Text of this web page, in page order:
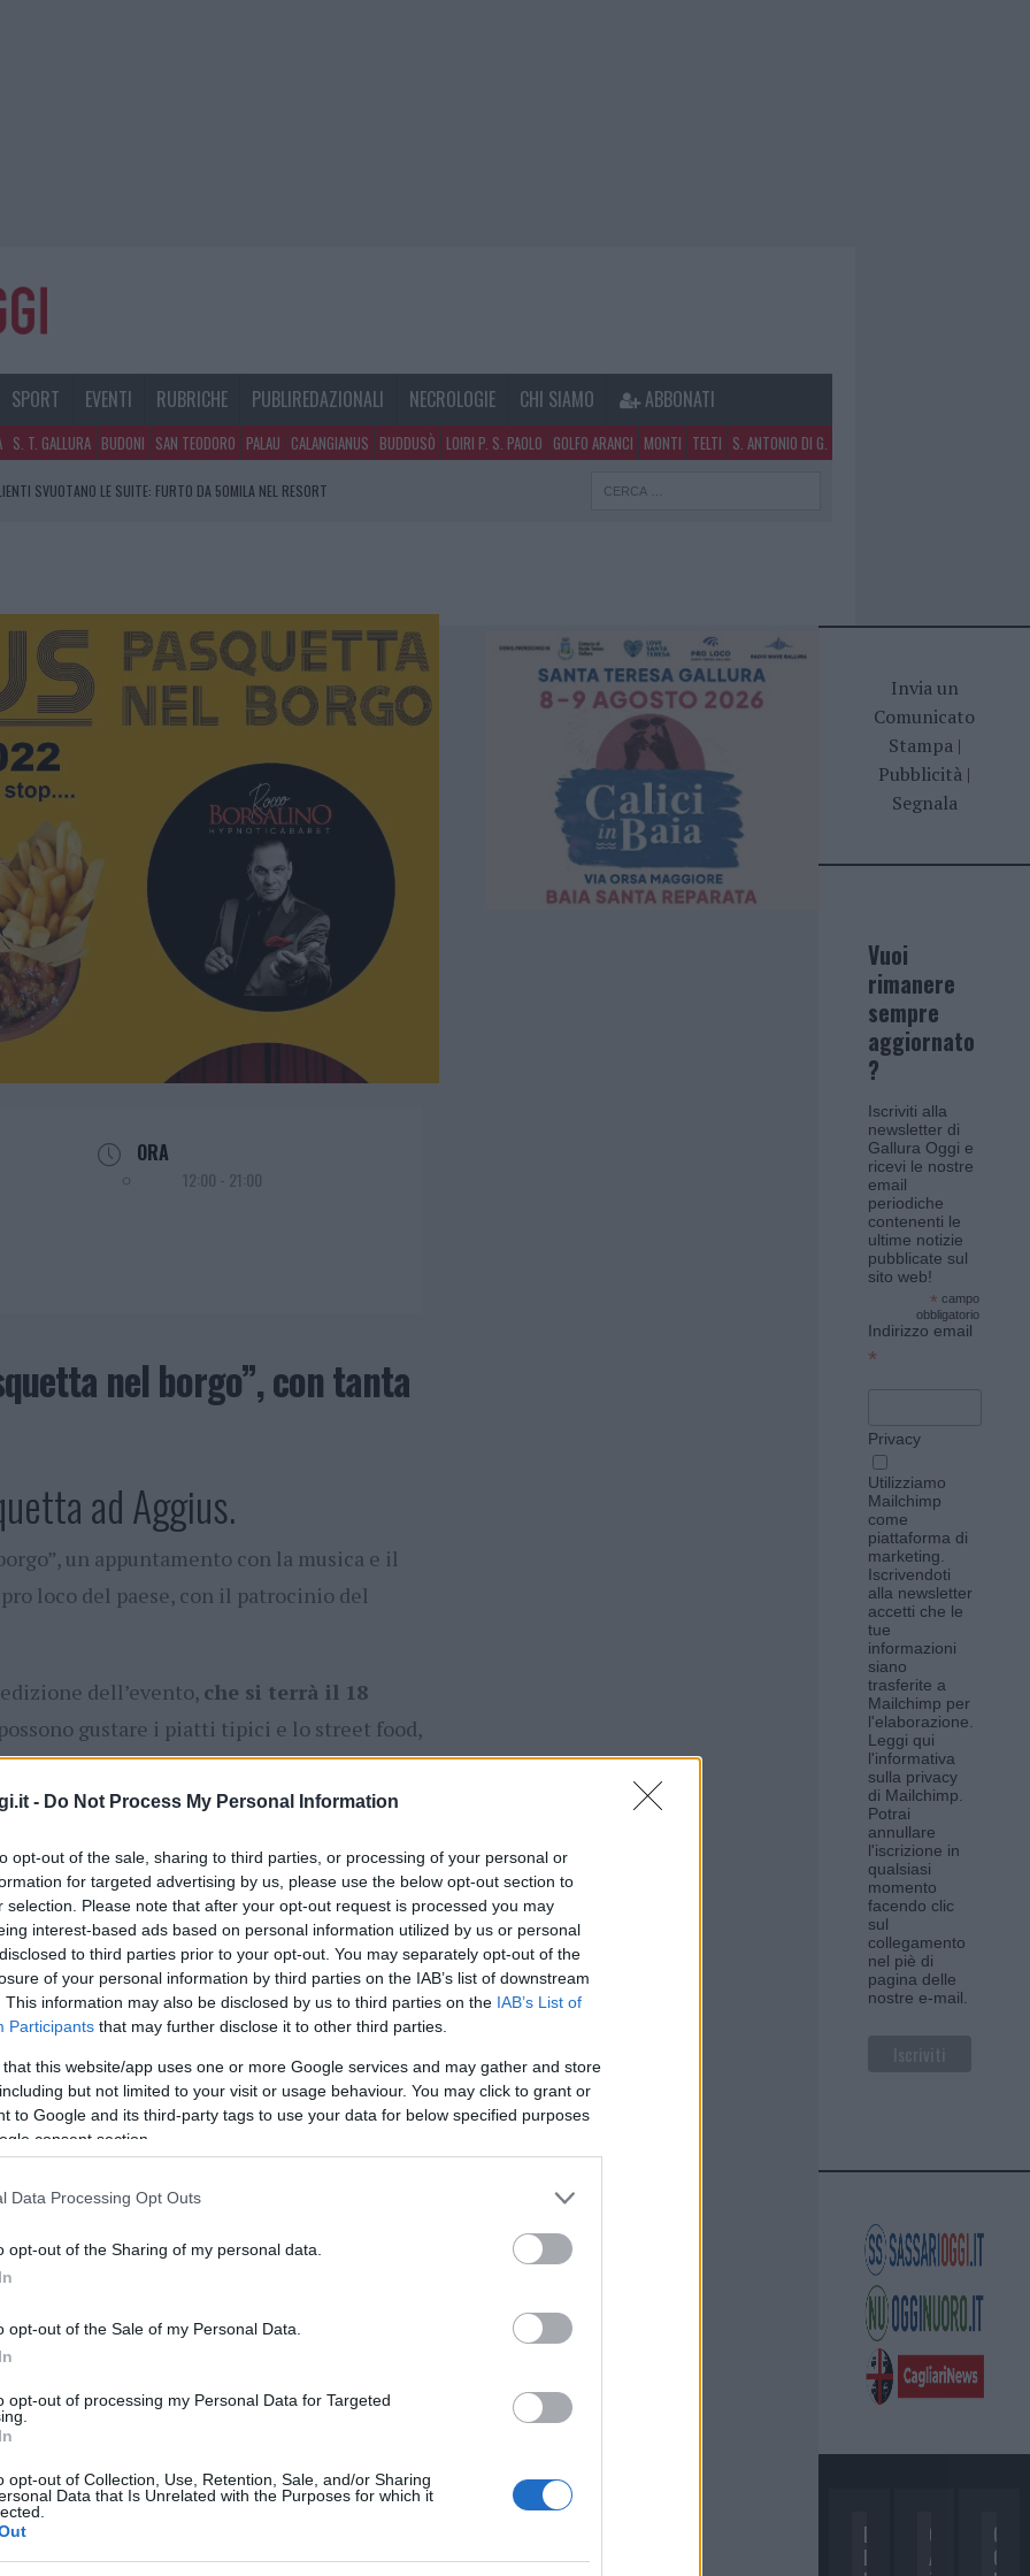
- Do Not Process My Personal Information
opt-out of the sale, sharing to third parties, or processing of your personal or
for targeted advertising by us, please use the below opt-out section to
selection. Please note that after your opt-out request is processed you may
interest-based ads based on personal information utilized by us or personal
to third parties prior to your opt-out. You may separately opt-out of the
of your personal information by third parties on the IAB’s list of downstream
This information may also be disclosed by us to third parties on the IAB’s List of
Participants that may further disclose it to other third parties.
that this website/app uses one or more Google services and may gather and store
but not limited to your visit or usage behaviour. You may click to grant or
to Google and its third-party tags to use your data for below specified purposes
consent section.
Data Processing Opt Outs
opt-out of the Sharing of my personal data.
opt-out of the Sale of my Personal Data.
opt-out of processing my Personal Data for Targeted
opt-out of Collection, Use, Retention, Sale, and/or Sharing
Data that Is Unrelated with the Purposes for which it
SPORT EVENTI RUBRICHE PUBLIREDAZIONALI NECROLOGIE CHI SIAMO ABBONATI
S. T. GALLURA BUDONI SAN TEODORO PALAU CALANGIANUS BUDDUSÒ LOIRI P. S. PAOLO GOLFO ARANCI MONTI TELTI S. ANTONIO DI G.
SVUOTANO LE SUITE: FURTO DA 50MILA NEL RESORT
ACCOGLIENZA MINORI, ALBIERI: “EPISODI GRAVISSIMI”
ORA
12:00 - 21:00
nel borgo”, con tanta
ad Aggius.
un appuntamento con la musica e il
loco del paese, con il patrocinio del
dell’evento, che si terrà il 18
gustare i piatti tipici e lo street food,
spettacoli con il gruppo blues La Città di
Rocco Borsalino e il Duo De André.
Invia un
Comunicato
Stampa|
Pubblicità |
Segnala
Vuoi
rimanere
sempre
aggiornato
?
Iscriviti alla
newsletter di
Gallura Oggi e
ricevi le nostre
email
periodiche
contenenti le
ultime notizie
pubblicate sul
sito web!
* campo
obbligatorio
Indirizzo email
*
Privacy
Utilizziamo
Mailchimp
come
piattaforma di
marketing.
Iscrivendoti
alla newsletter
accetti che le
tue
informazioni
siano
trasferite a
Mailchimp per
l'elaborazione.
Leggi qui
l'informativa
sulla privacy
di Mailchimp.
Potrai
annullare
l'iscrizione in
qualsiasi
momento
facendo clic
sul
collegamento
nel piè di
pagina delle
nostre e-mail.
D
I
C
A
C
O